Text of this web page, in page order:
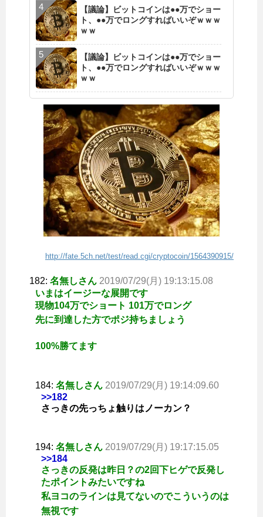
【議論】ビットコインは●●万でショー
ト、●●万でロングすればいいぞｗｗｗ
ｗｗ
【議論】ビットコインは●●万でショー
ト、●●万でロングすればいいぞｗｗｗ
ｗｗ
http://fate.5ch.net/test/read.cgi/cryptocoin/1564390915/
182: 名無しさん 2019/07/29(月) 19:13:15.08
いまはイージーな展開です
現物104万でショート 101万でロング
先に到達した方でポジ持ちましょう
100%勝てます
184: 名無しさん 2019/07/29(月) 19:14:09.60
>>182
さっきの先っちょ触りはノーカン？
194: 名無しさん 2019/07/29(月) 19:17:15.05
>>184
さっきの反発は昨日？の2回下ヒゲで反発し
たポイントみたいですね
私ヨコのラインは見てないのでこういうのは
無視です